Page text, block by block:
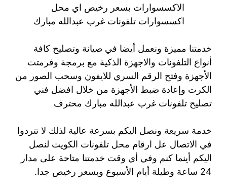
الاكسسوارات بسعر رخيص اي محل
اكسسوارات تلفونات غرب عبدالله مبارك
خدمتنا مميزة ونعمل أيضا في صيانة وتصليح كافة
أنواع التلفونات والاجهزة الذكية مع برمجة وفرمتت
الأجهزة وفتح الرقم السري للايفون وسحب الصور من
الكرت وإعادة ضبط الأجهزة من خلال افضل فني
تصليح تلفونات غرب عبدالله مبارك محترف
خدمة سريعة ونصل اليكم بسرعة عالية لذلك لا تتردوا
في الاتصال عل ارقام محل تلفونات الكويت لنصل
اليكم أينما كنم وفي أي وقت خدمتنا متاحة على مدار
24 ساعة وطيلة أيام الأسبوع وبسعر رخيص جدا.